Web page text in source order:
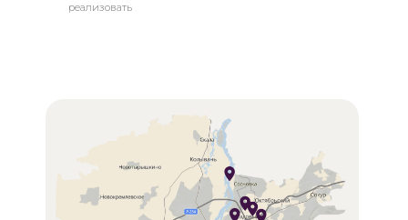
реализовать